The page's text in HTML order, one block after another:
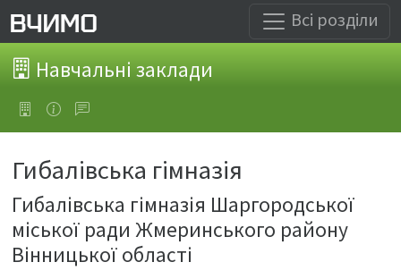
Всі розділи
Навчальні заклади
Гибалівська гімназія
Гибалівська гімназія Шаргородської
міської ради Жмеринського району
Вінницької області